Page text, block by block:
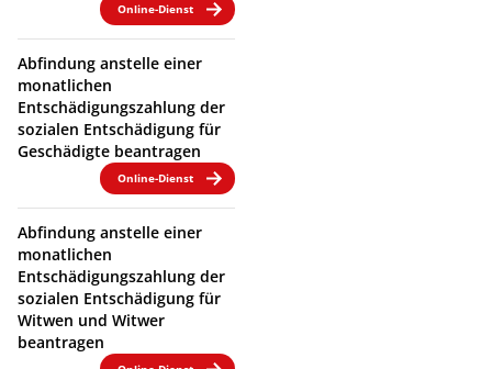
Online-Dienst
Abfindung anstelle einer
monatlichen
Entschädigungszahlung der
sozialen Entschädigung für
Geschädigte beantragen
Online-Dienst
Abfindung anstelle einer
monatlichen
Entschädigungszahlung der
sozialen Entschädigung für
Witwen und Witwer
beantragen